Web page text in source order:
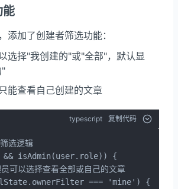
能
添加了创建者筛选功能：
选择"我创建的"或"全部"，默认显
"
能查看自己创建的文章
typescript 复制代码
选逻辑
isAdmin(user.role)) {
可以选择查看全部或自己的文章
=== 'mine') {